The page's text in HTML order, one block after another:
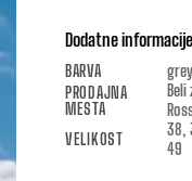
Dodatne informacije
BARVA
PRODAJNA
MESTA
VELIKOST
38,
49